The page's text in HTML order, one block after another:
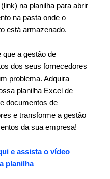
na planilha para abrir
na pasta onde o
está armazenado.
que a gestão de
dos seus fornecedores
problema. Adquira
planilha Excel de
documentos de
e transforme a gestão
da sua empresa!
e assista o vídeo
planilha